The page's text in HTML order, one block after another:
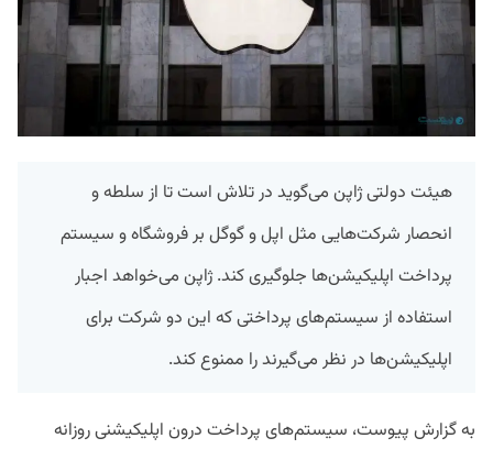
هیئت دولتی ژاپن می‌گوید در تلاش است تا از سلطه و
انحصار شرکت‌هایی مثل اپل و گوگل بر فروشگاه و سیستم
پرداخت اپلیکیشن‌ها جلوگیری کند. ژاپن می‌خواهد اجبار
استفاده از سیستم‌های پرداختی که این دو شرکت برای
اپلیکیشن‌ها در نظر می‌گیرند را ممنوع کند.
به گزارش پیوست، سیستم‌های پرداخت درون اپلیکیشنی روزانه